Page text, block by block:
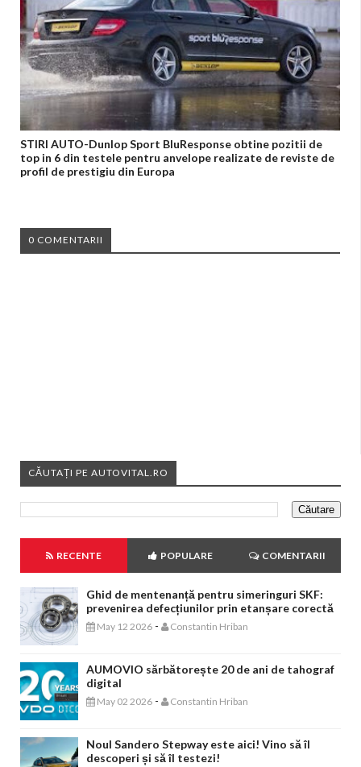
STIRI AUTO-Dunlop Sport BluResponse obtine pozitii de
top in 6 din testele pentru anvelope realizate de reviste de
profil de prestigiu din Europa
0 COMENTARII
CĂUTAȚI PE AUTOVITAL.RO
RECENTE POPULARE COMENTARII
Ghid de mentenanță pentru simeringuri SKF:
prevenirea defecțiunilor prin etanșare corectă
May 12 2026 - Constantin Hriban
AUMOVIO sărbătorește 20 de ani de tahograf
digital
May 02 2026 - Constantin Hriban
Noul Sandero Stepway este aici! Vino să îl
descoperi și să îl testezi!